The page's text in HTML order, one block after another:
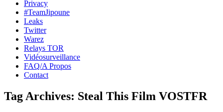
content
Privacy
#TeamJipoune
Leaks
Twitter
Warez
Relays TOR
Vidéosurveillance
FAQ/A Propos
Contact
Tag Archives: Steal This Film VOSTFR